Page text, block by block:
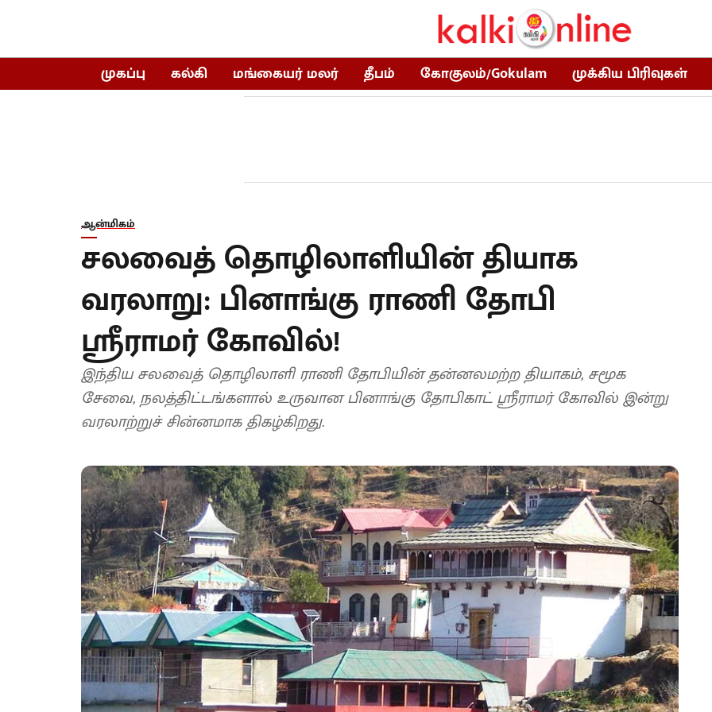
முகப்பு கல்கி மங்கையர் மலர் தீபம் கோகுலம்/Gokulam முக்கிய பிரிவுகள்
ஆன்மிகம்
சலவைத் தொழிலாளியின் தியாக
வரலாறு: பினாங்கு ராணி தோபி
ஸ்ரீராமர் கோவில்!
இந்திய சலவைத் தொழிலாளி ராணி தோபியின் தன்னலமற்ற தியாகம், சமூக
சேவை, நலத்திட்டங்களால் உருவான பினாங்கு தோபிகாட் ஸ்ரீராமர் கோவில் இன்று
வரலாற்றுச் சின்னமாக திகழ்கிறது.